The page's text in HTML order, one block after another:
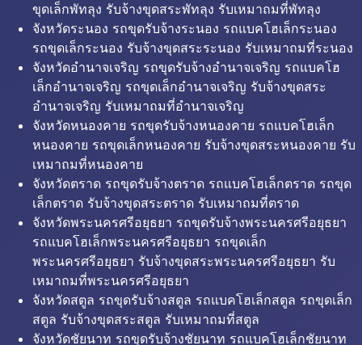
ขุดเล็กพัทลุง รับจ้างขุดสระพัทลุง รับเหมาถมที่พัทลุง
จังหวัดระนอง รถขุดรับจ้างระนอง รถแบคโฮเล็กระนอง
รถขุดเล็กระนอง รับจ้างขุดสระระนอง รับเหมาถมที่ระนอง
จังหวัดอำนาจเจริญ รถขุดรับจ้างอำนาจเจริญ รถแบคโฮ
เล็กอำนาจเจริญ รถขุดเล็กอำนาจเจริญ รับจ้างขุดสระ
อำนาจเจริญ รับเหมาถมที่อำนาจเจริญ
จังหวัดหนองคาย รถขุดรับจ้างหนองคาย รถแบคโฮเล็ก
หนองคาย รถขุดเล็กหนองคาย รับจ้างขุดสระหนองคาย รับ
เหมาถมที่หนองคาย
จังหวัดตราด รถขุดรับจ้างตราด รถแบคโฮเล็กตราด รถขุด
เล็กตราด รับจ้างขุดสระตราด รับเหมาถมที่ตราด
จังหวัดพระนครศรีอยุธยา รถขุดรับจ้างพระนครศรีอยุธยา
รถแบคโฮเล็กพระนครศรีอยุธยา รถขุดเล็ก
พระนครศรีอยุธยา รับจ้างขุดสระพระนครศรีอยุธยา รับ
เหมาถมที่พระนครศรีอยุธยา
จังหวัดสตูล รถขุดรับจ้างสตูล รถแบคโฮเล็กสตูล รถขุดเล็ก
สตูล รับจ้างขุดสระสตูล รับเหมาถมที่สตูล
จังหวัดชัยนาท รถขุดรับจ้างชัยนาท รถแบคโฮเล็กชัยนาท